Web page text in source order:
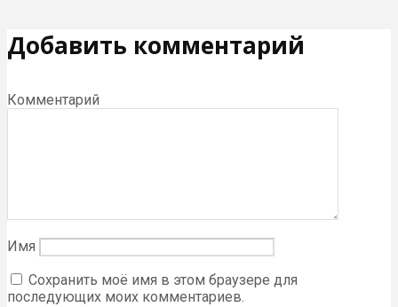
Добавить комментарий
Комментарий
Имя
Сохранить моё имя в этом браузере для
последующих моих комментариев.